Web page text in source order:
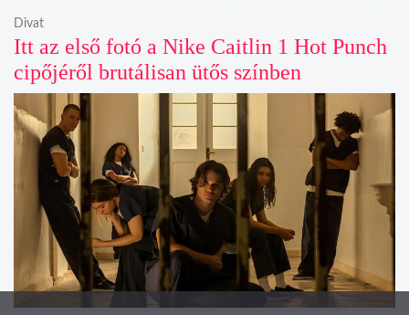
Itt az első fotó a Nike Caitlin 1 Hot Punch
cipőjéről brutálisan ütős színben
Divat